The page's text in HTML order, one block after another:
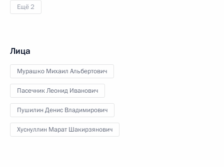
Ещё 2
Лица
Мурашко Михаил Альбертович
Пасечник Леонид Иванович
Пушилин Денис Владимирович
Хуснуллин Марат Шакирзянович